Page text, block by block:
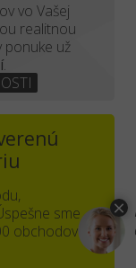
vo Vašej
realitnou
ponuke už
.
sme
obchodov